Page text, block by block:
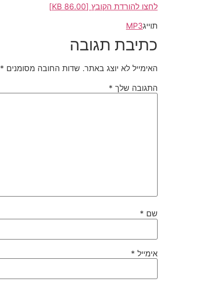
לחצו להורדת הקובץ [86.00 KB]
תוייגMP3
כתיבת תגובה
האימייל לא יוצג באתר. שדות החובה מסומנים *
התגובה שלך *
שם *
אימייל *